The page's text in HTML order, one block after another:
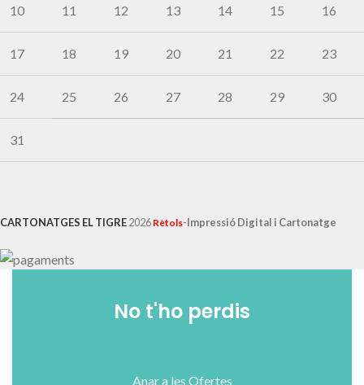
10 11 12 13 14 15 16
17 18 19 20 21 22 23
24 25 26 27 28 29 30
31
CARTONATGES EL TIGRE2026 Rètols-Impressió Digital i Cartonatge
No t'ho perdis
Anar a les Ofertes